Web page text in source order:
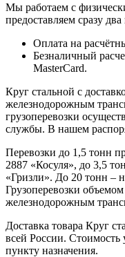
Мы работаем с
предоставляем сразу
Оплата на
Безналичный
MasterCard.
Круг стальной с
железнодорожным
грузоперевозки
службы. В нашем
Перевозки до 1,5 тонн
2887 «Косуля», до 3,5
«Гризли». До 20 тонн –
Грузоперевозки
железнодорожным
Доставка товара Круг
всей России. Стоимость
пункту назначения.